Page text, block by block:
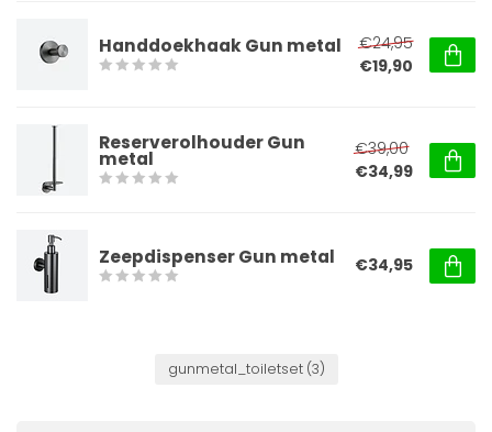
Handdoekhaak Gun metal
€24,95
€19,90
Reserverolhouder Gun
metal
€39,00
€34,99
Zeepdispenser Gun metal €34,95
gunmetal_toiletset (3)